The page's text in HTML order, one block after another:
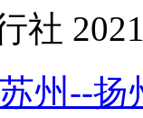
社
州--扬